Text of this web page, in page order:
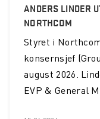
ANDERS LINDER
NORTHCOM
Styret i
konsernsjef
august 2026.
EVP & General